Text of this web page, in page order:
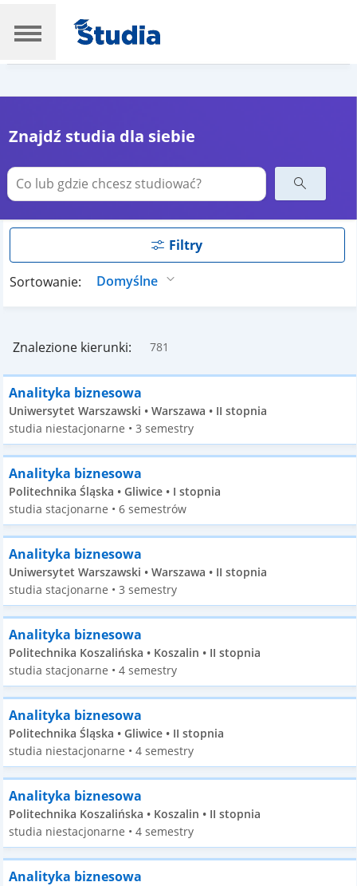
Znajdź studia dla siebie
Filtry
Sortowanie:
Znalezione kierunki: 781
Analityka biznesowa
Uniwersytet Warszawski • Warszawa • II stopnia
studia niestacjonarne • 3 semestry
Analityka biznesowa
Politechnika Śląska • Gliwice • I stopnia
studia stacjonarne • 6 semestrów
Analityka biznesowa
Uniwersytet Warszawski • Warszawa • II stopnia
studia stacjonarne • 3 semestry
Analityka biznesowa
Politechnika Koszalińska • Koszalin • II stopnia
studia stacjonarne • 4 semestry
Analityka biznesowa
Politechnika Śląska • Gliwice • II stopnia
studia niestacjonarne • 4 semestry
Analityka biznesowa
Politechnika Koszalińska • Koszalin • II stopnia
studia niestacjonarne • 4 semestry
Analityka biznesowa